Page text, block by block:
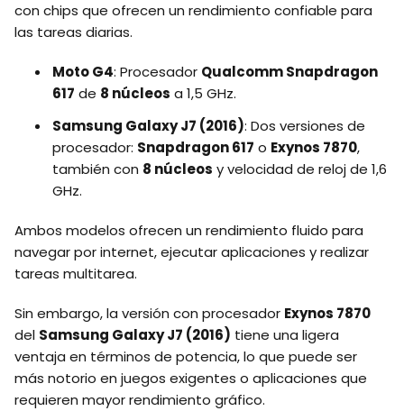
con chips que ofrecen un rendimiento confiable para
las tareas diarias.
Moto G4: Procesador Qualcomm Snapdragon
617 de 8 núcleos a 1,5 GHz.
Samsung Galaxy J7 (2016): Dos versiones de
procesador: Snapdragon 617 o Exynos 7870,
también con 8 núcleos y velocidad de reloj de 1,6
GHz.
Ambos modelos ofrecen un rendimiento fluido para
navegar por internet, ejecutar aplicaciones y realizar
tareas multitarea.
Sin embargo, la versión con procesador Exynos 7870
del Samsung Galaxy J7 (2016) tiene una ligera
ventaja en términos de potencia, lo que puede ser
más notorio en juegos exigentes o aplicaciones que
requieren mayor rendimiento gráfico.